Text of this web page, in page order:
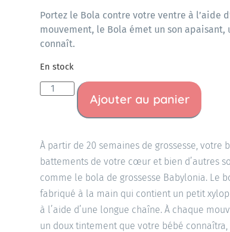
Portez le Bola contre votre ventre à l’aide
mouvement, le Bola émet un son
connaît.
En stock
Ajouter au panier
À partir de 20 semaines de grossesse, votre
battements de votre cœur et bien d’autres
comme le bola de grossesse Babylonia. Le
fabriqué à la main qui contient un petit
à l’aide d’une longue chaîne. À chaque
un doux tintement que votre bébé